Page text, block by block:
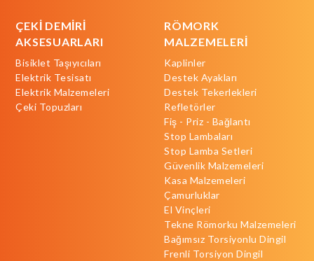
ÇEKİ DEMİRİ
AKSESUARLARI
Bisiklet Taşıyıcıları
Elektrik Tesisatı
Elektrik Malzemeleri
Çeki Topuzları
RÖMORK
MALZEMELERİ
Kaplinler
Destek Ayakları
Destek Tekerlekleri
Refletörler
Fiş - Priz - Bağlantı
Stop Lambaları
Stop Lamba Setleri
Güvenlik Malzemeleri
Kasa Malzemeleri
Çamurluklar
El Vinçleri
Tekne Römorku Malzemeleri
Bağımsız Torsiyonlu Dingil
Frenli Torsiyon Dingil